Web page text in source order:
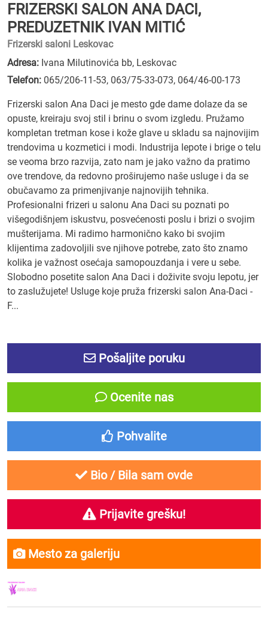
FRIZERSKI SALON ANA DACI,
PREDUZETNIK IVAN MITIĆ
Frizerski saloni Leskovac
Adresa: Ivana Milutinovića bb, Leskovac
Telefon: 065/206-11-53, 063/75-33-073, 064/46-00-173
Frizerski salon Ana Daci je mesto gde dame dolaze da se
opuste, kreiraju svoj stil i brinu o svom izgledu. Pružamo
kompletan tretman kose i kože glave u skladu sa najnovijim
trendovima u kozmetici i modi. Industrija lepote i brige o telu
se veoma brzo razvija, zato nam je jako važno da pratimo
ove trendove, da redovno proširujemo naše usluge i da se
obučavamo za primenjivanje najnovijih tehnika.
Profesionalni frizeri u salonu Ana Daci su poznati po
višegodišnjem iskustvu, posvećenosti poslu i brizi o svojim
mušterijama. Mi radimo harmonično kako bi svojim
klijentima zadovoljili sve njihove potrebe, zato što znamo
kolika je važnost osećaja samopouzdanja i vere u sebe.
Slobodno posetite salon Ana Daci i doživite svoju lepotu, jer
to zaslužujete! Usluge koje pruža frizerski salon Ana-Daci -
F...
Pošaljite poruku
Ocenite nas
Pohvalite
Bio / Bila sam ovde
Prijavite grešku!
Mesto za galeriju